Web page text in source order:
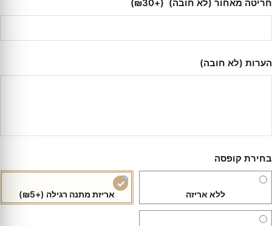
חריטה מאחור (לא חובה) (+₪30)
הערות (לא חובה)
בחירת קופסה
ללא אריזה אריזת מתנה רגילה (+₪5)